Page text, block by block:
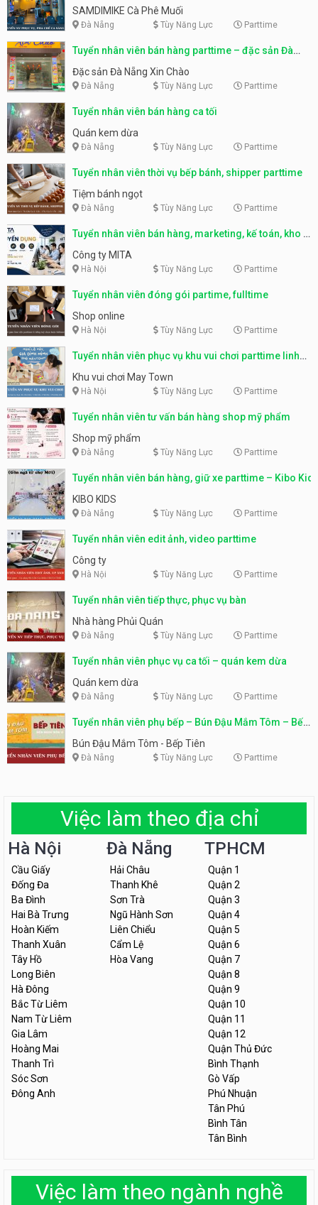
SAMDIMIKE Cà Phê Muối
Đà Nẵng Tùy Năng Lực Parttime
Tuyển nhân viên bán hàng parttime – đặc sản Đà
Nẵng
Đặc sản Đà Nẵng Xin Chào
Đà Nẵng Tùy Năng Lực Parttime
Tuyển nhân viên bán hàng ca tối
Quán kem dừa
Đà Nẵng Tùy Năng Lực Parttime
Tuyển nhân viên thời vụ bếp bánh, shipper parttime
Tiệm bánh ngọt
Đà Nẵng Tùy Năng Lực Parttime
Tuyển nhân viên bán hàng, marketing, kế toán, kho –
parttime, fulltime
Công ty MITA
Hà Nội Tùy Năng Lực Parttime
Tuyển nhân viên đóng gói partime, fulltime
Shop online
Hà Nội Tùy Năng Lực Parttime
Tuyển nhân viên phục vụ khu vui chơi parttime linh
động
Khu vui chơi May Town
Hà Nội Tùy Năng Lực Parttime
Tuyển nhân viên tư vấn bán hàng shop mỹ phẩm
Shop mỹ phẩm
Đà Nẵng Tùy Năng Lực Parttime
Tuyển nhân viên bán hàng, giữ xe parttime – Kibo Kid
KIBO KIDS
Đà Nẵng Tùy Năng Lực Parttime
Tuyển nhân viên edit ảnh, video parttime
Công ty
Hà Nội Tùy Năng Lực Parttime
Tuyển nhân viên tiếp thực, phục vụ bàn
Nhà hàng Phủi Quán
Đà Nẵng Tùy Năng Lực Parttime
Tuyển nhân viên phục vụ ca tối – quán kem dừa
Quán kem dừa
Đà Nẵng Tùy Năng Lực Parttime
Tuyển nhân viên phụ bếp – Bún Đậu Mắm Tôm – Bếp
Tiên
Bún Đậu Mắm Tôm - Bếp Tiên
Đà Nẵng Tùy Năng Lực Parttime
Việc làm theo địa chỉ
Hà Nội
Cầu Giấy
Đống Đa
Ba Đình
Hai Bà Trưng
Hoàn Kiếm
Thanh Xuân
Tây Hồ
Long Biên
Hà Đông
Bắc Từ Liêm
Nam Từ Liêm
Gia Lâm
Hoàng Mai
Thanh Trì
Sóc Sơn
Đông Anh
Đà Nẵng
Hải Châu
Thanh Khê
Sơn Trà
Ngũ Hành Sơn
Liên Chiểu
Cẩm Lệ
Hòa Vang
TPHCM
Quận 1
Quận 2
Quận 3
Quận 4
Quận 5
Quận 6
Quận 7
Quận 8
Quận 9
Quận 10
Quận 11
Quận 12
Quận Thủ Đức
Bình Thạnh
Gò Vấp
Phú Nhuận
Tân Phú
Bình Tân
Tân Bình
Việc làm theo ngành nghề